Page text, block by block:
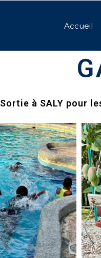
Accueil
Sortie à SALY pour